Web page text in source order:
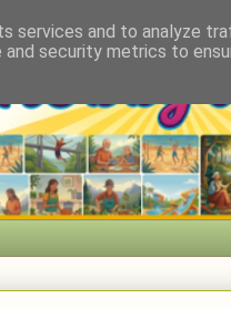
services and to analyze
security metrics to